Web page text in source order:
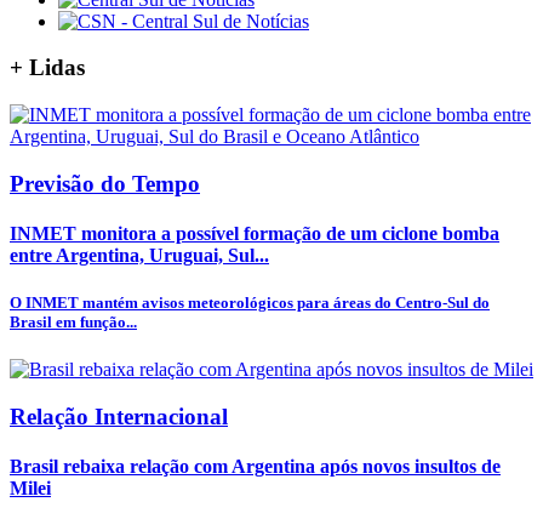
+ Lidas
Previsão do Tempo
INMET monitora a possível formação de um ciclone bomba
entre Argentina, Uruguai, Sul...
O INMET mantém avisos meteorológicos para áreas do Centro-Sul do
Brasil em função...
Relação Internacional
Brasil rebaixa relação com Argentina após novos insultos de
Milei